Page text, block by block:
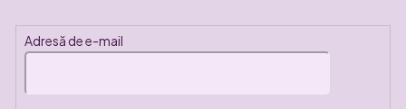
Adresă de e-mail